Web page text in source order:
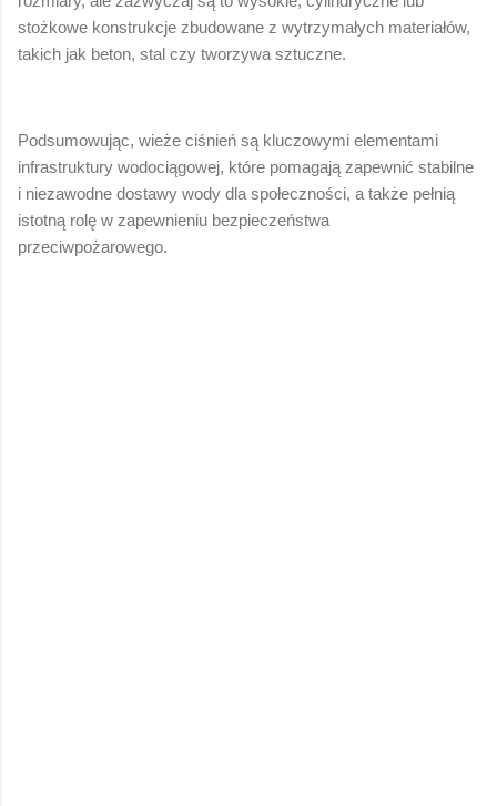
stożkowe konstrukcje zbudowane z wytrzymałych materiałów,
takich jak beton, stal czy tworzywa sztuczne.
Podsumowując, wieże ciśnień są kluczowymi elementami
infrastruktury wodociągowej, które pomagają zapewnić stabilne
i niezawodne dostawy wody dla społeczności, a także pełnią
istotną rolę w zapewnieniu bezpieczeństwa
przeciwpożarowego.